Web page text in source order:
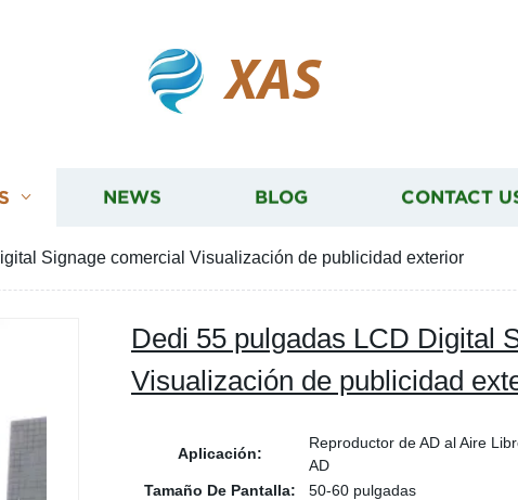
XAS
NEWS BLOG CONTACT
Signage comercial Visualización de publicidad exterior
Dedi 55 pulgadas LCD Digital
Visualización de publicidad
Aplicación:
Reproductor de AD al Aire
AD
Tamaño De Pantalla:
50-60 pulgadas